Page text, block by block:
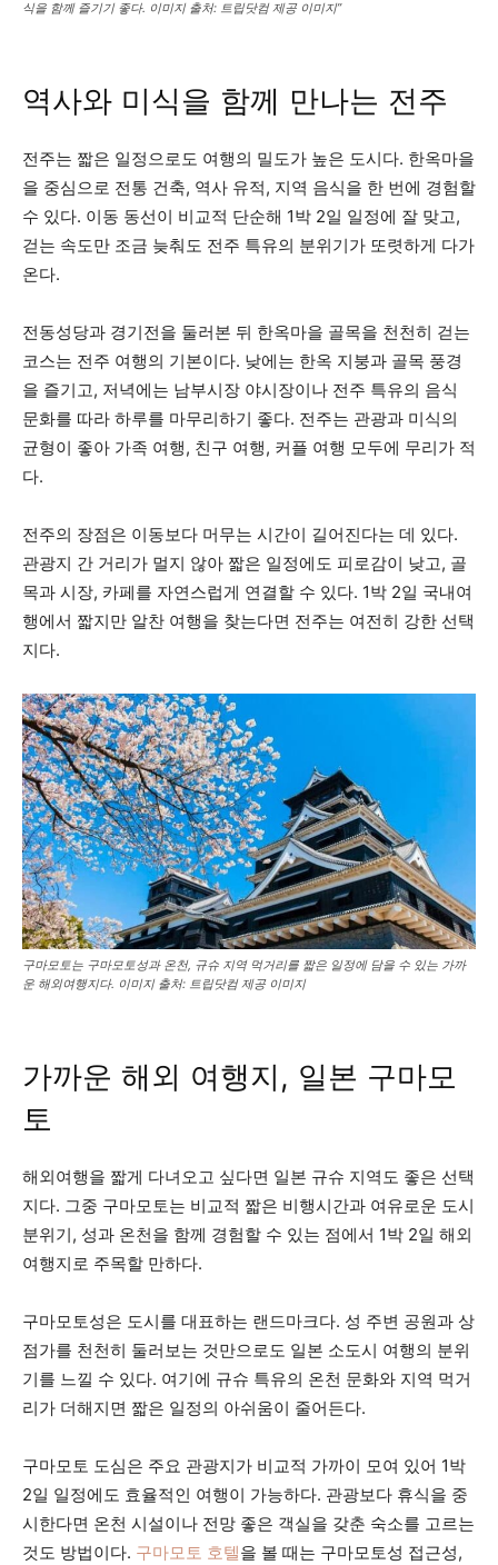
식을 함께 즐기기 좋다. 이미지 출처: 트립닷컴 제공 이미지”
역사와 미식을 함께 만나는 전주
전주는 짧은 일정으로도 여행의 밀도가 높은 도시다. 한옥마을
을 중심으로 전통 건축, 역사 유적, 지역 음식을 한 번에 경험할
수 있다. 이동 동선이 비교적 단순해 1박 2일 일정에 잘 맞고,
걷는 속도만 조금 늦춰도 전주 특유의 분위기가 또렷하게 다가
온다.
전동성당과 경기전을 둘러본 뒤 한옥마을 골목을 천천히 걷는
코스는 전주 여행의 기본이다. 낮에는 한옥 지붕과 골목 풍경
을 즐기고, 저녁에는 남부시장 야시장이나 전주 특유의 음식
문화를 따라 하루를 마무리하기 좋다. 전주는 관광과 미식의
균형이 좋아 가족 여행, 친구 여행, 커플 여행 모두에 무리가 적
다.
전주의 장점은 이동보다 머무는 시간이 길어진다는 데 있다.
관광지 간 거리가 멀지 않아 짧은 일정에도 피로감이 낮고, 골
목과 시장, 카페를 자연스럽게 연결할 수 있다. 1박 2일 국내여
행에서 짧지만 알찬 여행을 찾는다면 전주는 여전히 강한 선택
지다.
구마모토는 구마모토성과 온천, 규슈 지역 먹거리를 짧은 일정에 담을 수 있는 가까
운 해외여행지다. 이미지 출처: 트립닷컴 제공 이미지
가까운 해외 여행지, 일본 구마모
토
해외여행을 짧게 다녀오고 싶다면 일본 규슈 지역도 좋은 선택
지다. 그중 구마모토는 비교적 짧은 비행시간과 여유로운 도시
분위기, 성과 온천을 함께 경험할 수 있는 점에서 1박 2일 해외
여행지로 주목할 만하다.
구마모토성은 도시를 대표하는 랜드마크다. 성 주변 공원과 상
점가를 천천히 둘러보는 것만으로도 일본 소도시 여행의 분위
기를 느낄 수 있다. 여기에 규슈 특유의 온천 문화와 지역 먹거
리가 더해지면 짧은 일정의 아쉬움이 줄어든다.
구마모토 도심은 주요 관광지가 비교적 가까이 모여 있어 1박
2일 일정에도 효율적인 여행이 가능하다. 관광보다 휴식을 중
시한다면 온천 시설이나 전망 좋은 객실을 갖춘 숙소를 고르는
것도 방법이다. 구마모토 호텔을 볼 때는 구마모토성 접근성,